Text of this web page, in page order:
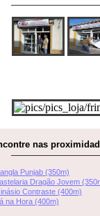
nas
Punjab (350m)
Dragão Jovem
Contraste (400m)
na Hora (400m)